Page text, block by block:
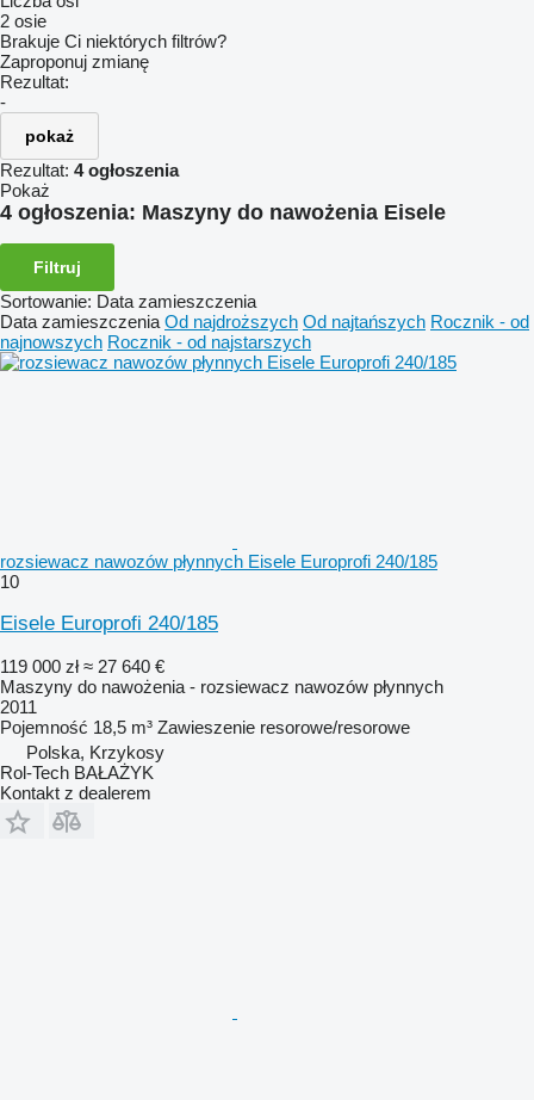
2 osie
Brakuje Ci niektórych filtrów?
Zaproponuj zmianę
Rezultat:
-
pokaż
Rezultat: 4 ogłoszenia
Pokaż
4 ogłoszenia: Maszyny do nawożenia Eisele
Filtruj
Sortowanie: Data zamieszczenia
Data zamieszczenia Od najdroższych Od najtańszych Rocznik - od
najnowszych Rocznik - od najstarszych
rozsiewacz nawozów płynnych Eisele Europrofi 240/185
10
Eisele Europrofi 240/185
119 000 zł ≈ 27 640 €
Maszyny do nawożenia - rozsiewacz nawozów płynnych
2011
Pojemność 18,5 m³ Zawieszenie resorowe/resorowe
Polska, Krzykosy
Rol-Tech BAŁAŻYK
Kontakt z dealerem